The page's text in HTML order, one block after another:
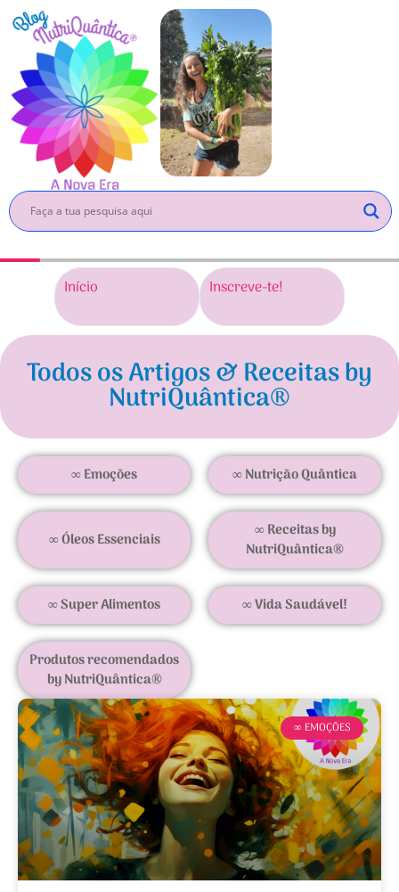
Inscreve-te!
∞ Eu Sou Camila
Todos os Artigos & Receitas by
NutriQuântica®
∞ Emoções ∞ Nutrição Quântica
∞ Óleos Essenciais
∞ Receitas by
NutriQuântica®
∞ Super Alimentos ∞ Vida Saudável!
Produtos recomendados
by NutriQuântica®
∞ EMOÇÕES